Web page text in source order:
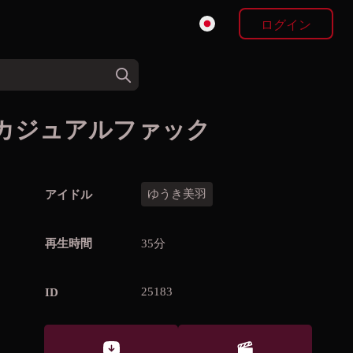
ログイン
ジュアルファック
アイドル ゆうき美羽
再生時間 35分
ID 25183